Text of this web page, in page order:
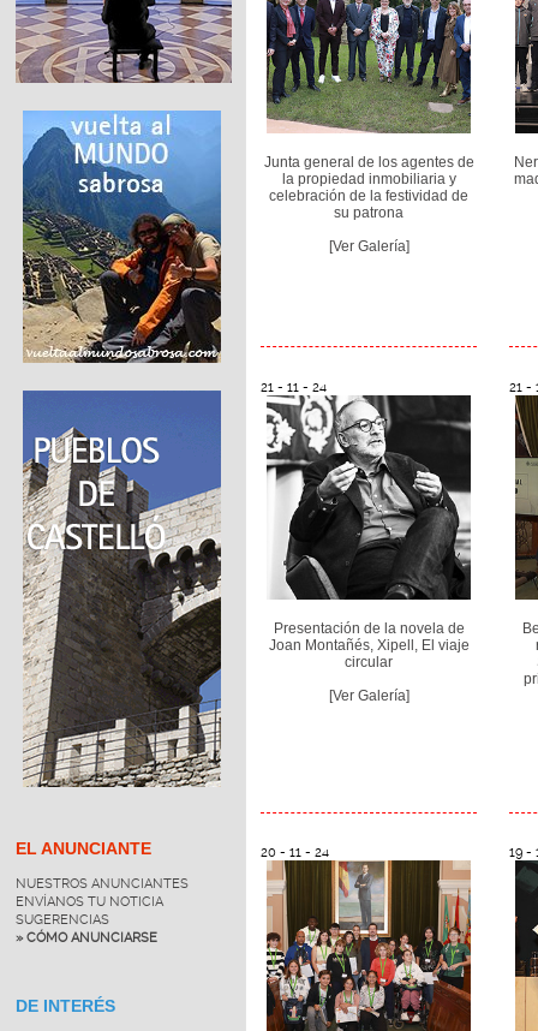
EL ANUNCIANTE
NUESTROS ANUNCIANTES
ENVÍANOS TU NOTICIA
SUGERENCIAS
» CÓMO ANUNCIARSE
DE INTERÉS
Junta general de los agentes de
la propiedad inmobiliaria y
celebración de la festividad de
su patrona
[Ver Galería]
21 - 11 - 24
Presentación de la novela de
Joan Montañés, Xipell, El viaje
circular
[Ver Galería]
21 -
20 - 11 - 24 19 -